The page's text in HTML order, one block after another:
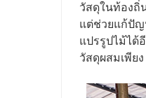
วัสดุในท้องถิ่
แต่ช่วยแก้ปัญ
แปรรูปไม้ได้
วัสดุผสมเพีย